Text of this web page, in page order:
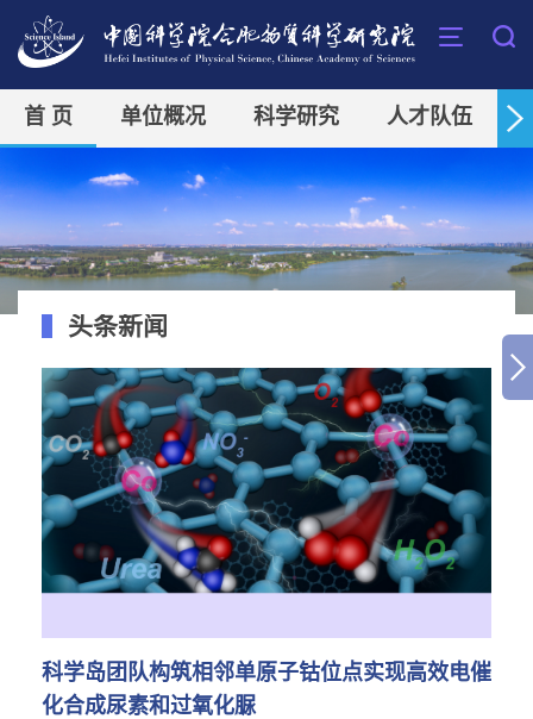
首 页 单位概况 科学研究 人才队伍
头条新闻
科学岛团队构筑相邻单原子钴位点实现高效电催
化合成尿素和过氧化脲